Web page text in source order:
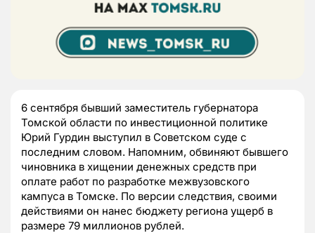
6 сентября бывший заместитель губернатора
Томской области по инвестиционной политике
Юрий Гурдин выступил в Советском суде с
последним словом. Напомним, обвиняют бывшего
чиновника в хищении денежных средств при
оплате работ по разработке межвузовского
кампуса в Томске. По версии следствия, своими
действиями он нанес бюджету региона ущерб в
размере 79 миллионов рублей.